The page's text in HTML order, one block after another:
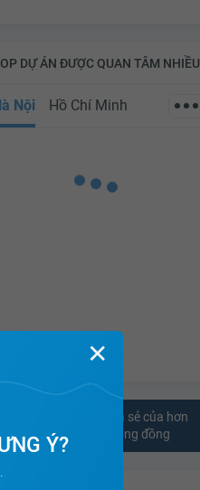
DỰ ÁN ĐƯỢC QUAN TÂM NHIỀU
Nội Hồ Chí Minh
Tham khảo ý kiến chia sẻ của hơn
10.000 cư dân trên cộng đồng
✕
Ý?